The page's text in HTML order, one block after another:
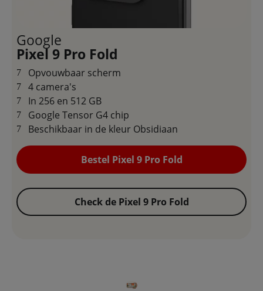
Google
Pixel 9 Pro Fold
Opvouwbaar scherm
4 camera's
In 256 en 512 GB
Google Tensor G4 chip
Beschikbaar in de kleur Obsidiaan
Bestel Pixel 9 Pro Fold
Check de Pixel 9 Pro Fold